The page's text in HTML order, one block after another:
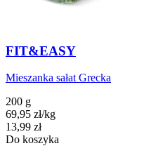
FIT&EASY
Mieszanka sałat Grecka
200 g
69,95 zł/kg
Cena
13,99 zł
Do koszyka